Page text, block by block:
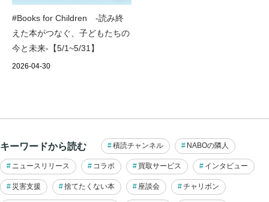
#Books for Children -読み終
えた本がつなぐ、子どもたちの
今と未来-【5/1~5/31】
2026-04-30
キーワードから読む 積読チャンネル NABOの隣人
ニュースリリース コラボ 買取サービス インタビュー
災害支援 捨てたくない本 座談会 チャリボン